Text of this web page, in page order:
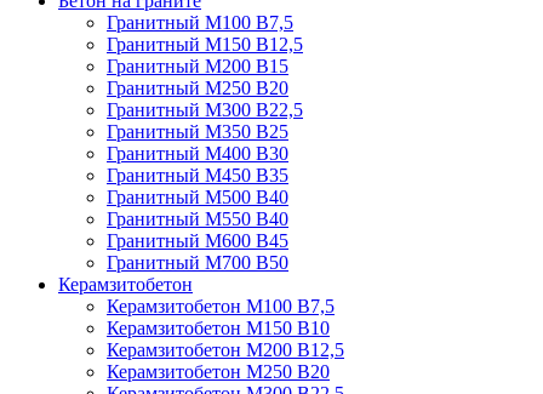
Гранитный М100 В7,5
Гранитный М150 В12,5
Гранитный М200 В15
Гранитный М250 В20
Гранитный М300 В22,5
Гранитный М350 В25
Гранитный М400 В30
Гранитный М450 В35
Гранитный М500 В40
Гранитный М550 В40
Гранитный М600 В45
Гранитный М700 В50
Керамзитобетон
Керамзитобетон М100 В7,5
Керамзитобетон М150 В10
Керамзитобетон М200 В12,5
Керамзитобетон М250 В20